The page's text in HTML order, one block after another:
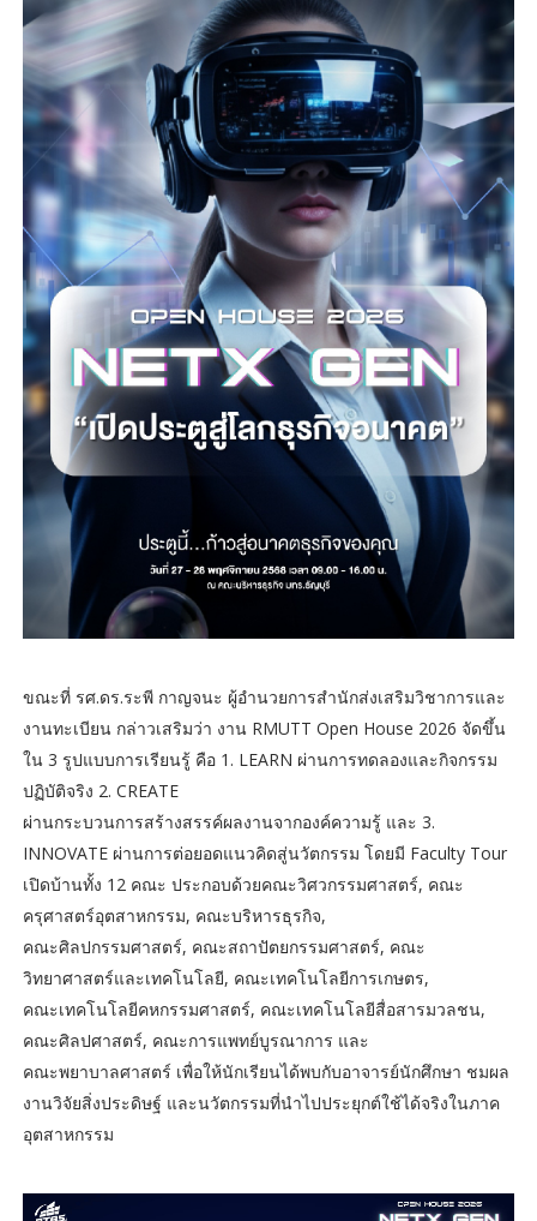
ขณะที่ รศ.ดร.ระพี กาญจนะ ผู้อำนวยการสำนักส่งเสริมวิชาการและ
งานทะเบียน กล่าวเสริมว่า งาน RMUTT Open House 2026 จัดขึ้น
ใน 3 รูปแบบการเรียนรู้ คือ 1. LEARN ผ่านการทดลองและกิจกรรม
ปฏิบัติจริง 2. CREATE
ผ่านกระบวนการสร้างสรรค์ผลงานจากองค์ความรู้ และ 3.
INNOVATE ผ่านการต่อยอดแนวคิดสู่นวัตกรรม โดยมี Faculty Tour
เปิดบ้านทั้ง 12 คณะ ประกอบด้วยคณะวิศวกรรมศาสตร์, คณะ
ครุศาสตร์อุตสาหกรรม, คณะบริหารธุรกิจ,
คณะศิลปกรรมศาสตร์, คณะสถาปัตยกรรมศาสตร์, คณะ
วิทยาศาสตร์และเทคโนโลยี, คณะเทคโนโลยีการเกษตร,
คณะเทคโนโลยีคหกรรมศาสตร์, คณะเทคโนโลยีสื่อสารมวลชน,
คณะศิลปศาสตร์, คณะการแพทย์บูรณาการ และ
คณะพยาบาลศาสตร์ เพื่อให้นักเรียนได้พบกับอาจารย์นักศึกษา ชมผล
งานวิจัยสิ่งประดิษฐ์ และนวัตกรรมที่นำไปประยุกต์ใช้ได้จริงในภาค
อุตสาหกรรม